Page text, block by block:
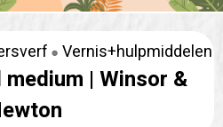
Vernis+hulpmiddelen
| Winsor &